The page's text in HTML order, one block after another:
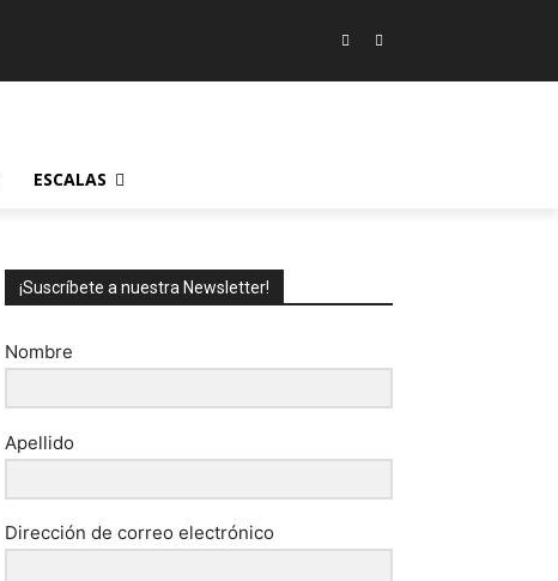
ESCALAS
¡Suscríbete a nuestra Newsletter!
Nombre
Apellido
Dirección de correo electrónico